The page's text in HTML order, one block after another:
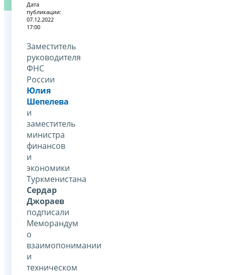
Дата
публикации:
07.12.2022
17:00
Заместитель
руководителя
ФНС
России
Юлия
Шепелева
и
заместитель
министра
финансов
и
экономики
Туркменистана
Сердар
Джораев
подписали
Меморандум
о
взаимопонимании
и
техническом